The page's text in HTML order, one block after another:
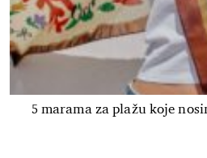
5 marama za plažu koje